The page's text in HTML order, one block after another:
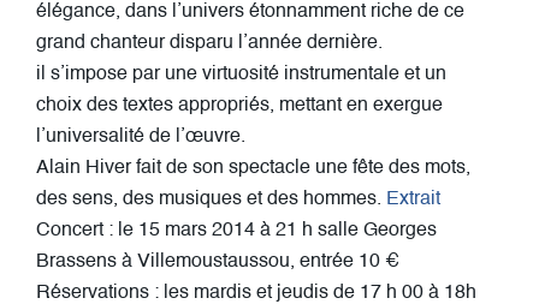
élégance, dans l’univers étonnamment riche de ce
grand chanteur disparu l’année dernière.
il s’impose par une virtuosité instrumentale et un
choix des textes appropriés, mettant en exergue
l’universalité de l’œuvre.
Alain Hiver fait de son spectacle une fête des mots,
des sens, des musiques et des hommes. Extrait
Concert : le 15 mars 2014 à 21 h salle Georges
Brassens à Villemoustaussou, entrée 10 €
Réservations : les mardis et jeudis de 17 h 00 à 18h